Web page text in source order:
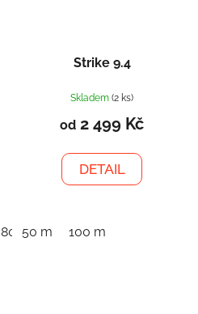
80 m Complete Shield
Strike 9.4
Skladem (2 ks)
od 2 499 Kč
DETAIL
50 m 100 m